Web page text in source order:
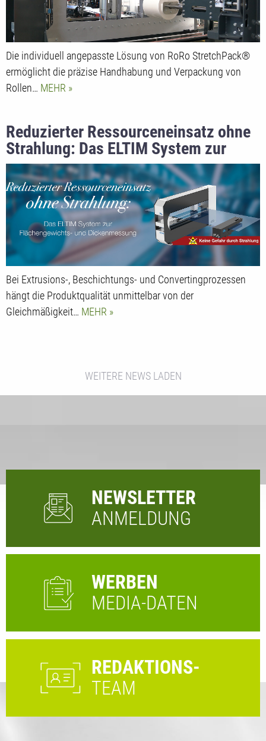
Die individuell angepasste Lösung von RoRo StretchPack®
ermöglicht die präzise Handhabung und Verpackung von
Rollen… MEHR
Reduzierter Ressourceneinsatz ohne
Strahlung: Das ELTIM System zur
Flächengewichts- und
Dickenmessung
Bei Extrusions-, Beschichtungs- und Convertingprozessen
hängt die Produktqualität unmittelbar von der
Gleichmäßigkeit… MEHR
WEITERE NEWS LADEN
NEWSLETTER
ANMELDUNG
WERBEN
MEDIA-DATEN
REDAKTIONS-
TEAM